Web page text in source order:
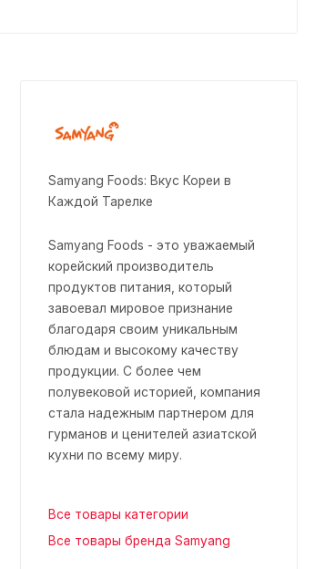
Samyang Foods: Вкус Кореи в
Каждой Тарелке
Samyang Foods - это уважаемый
корейский производитель
продуктов питания, который
завоевал мировое признание
благодаря своим уникальным
блюдам и высокому качеству
продукции. С более чем
полувековой историей, компания
стала надежным партнером для
гурманов и ценителей азиатской
кухни по всему миру.
Все товары категории
Все товары бренда Samyang